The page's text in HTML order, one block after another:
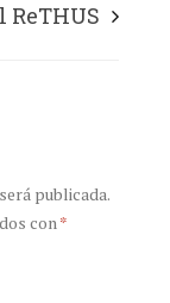
ReTHUS
publicada.
con*